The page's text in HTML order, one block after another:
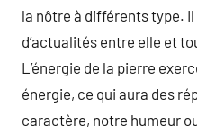
la nôtre à différents type.
d’actualités entre elle et
L’énergie de la pierre
énergie, ce qui aura des
caractère, notre humeur